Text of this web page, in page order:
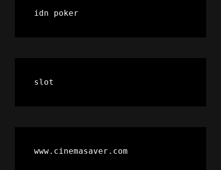
idn poker
slot
www.cinemasaver.com